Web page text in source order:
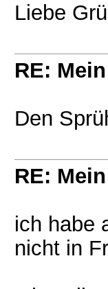
Liebe
RE:
Den
RE:
ich habe
nicht in